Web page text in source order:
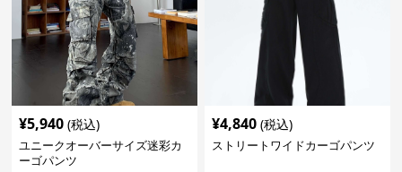
¥5,940 (税込)
ユニークオーバーサイズ迷彩カ
ーゴパンツ
¥4,840 (税込)
ストリートワイドカーゴパンツ